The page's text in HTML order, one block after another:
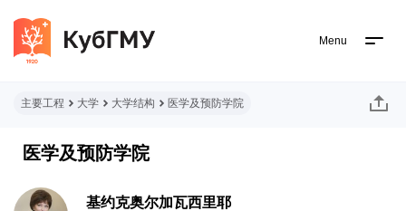
Menu
主要工程 大学 大学结构 医学及预防学院
医学及预防学院
基约克奥尔加瓦西里耶